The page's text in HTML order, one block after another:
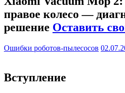
правое колесо —
решение Оставить
Ошибки роботов-пылесосов
Вступление